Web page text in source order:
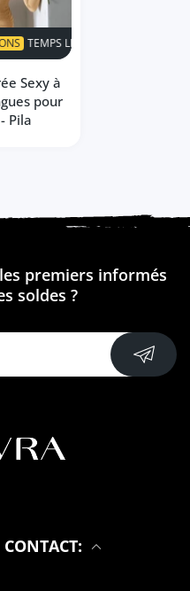
TEMPS LIMITÉ!
Sexy à
pour
Pila
premiers informés
soldes ?